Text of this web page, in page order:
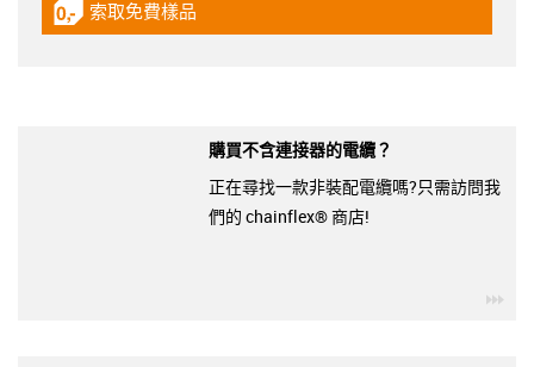
igus-icon-gratismuster
索取免費樣品
購買不含連接器的電纜？
正在尋找一款非裝配電纜嗎?只需訪問我
們的 chainflex® 商店!